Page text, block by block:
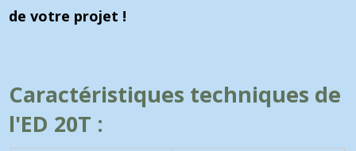
de votre projet !
Caractéristiques techniques de
l'ED 20T :